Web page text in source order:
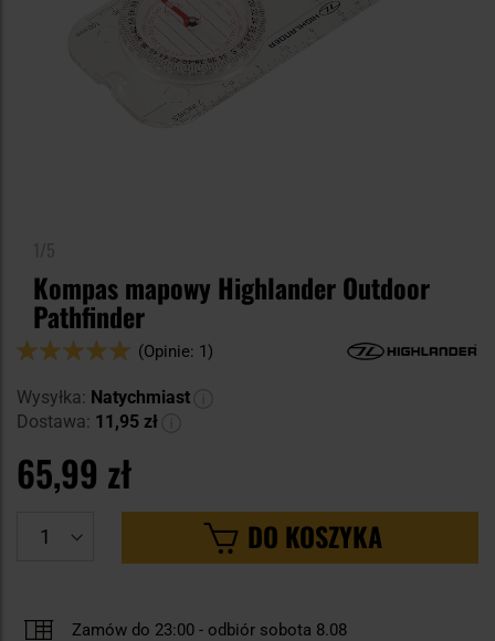
Kompas mapowy Highlander Outdoor
Pathfinder
Ocena:
(Opinie: 1)
Wysyłka: Natychmiast
Dostawa: 11,95 zł
65,99 zł
DO KOSZYKA
Zamów do 23:00 - odbiór sobota 8.08